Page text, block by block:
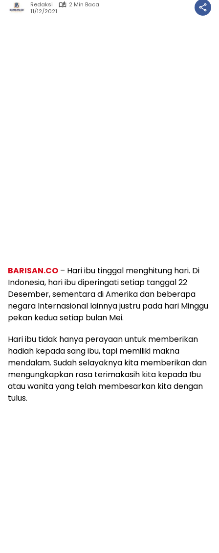
Redaksi
2 Min Baca
11/12/2021
BARISAN.CO – Hari ibu tinggal menghitung hari. Di
Indonesia, hari ibu diperingati setiap tanggal 22
Desember, sementara di Amerika dan beberapa
negara Internasional lainnya justru pada hari Minggu
pekan kedua setiap bulan Mei.
Hari ibu tidak hanya perayaan untuk memberikan
hadiah kepada sang ibu, tapi memiliki makna
mendalam. Sudah selayaknya kita memberikan dan
mengungkapkan rasa terimakasih kita kepada Ibu
atau wanita yang telah membesarkan kita dengan
tulus.